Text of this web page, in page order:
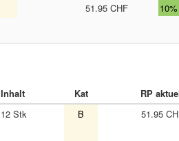
51.95 CHF 10%
Inhalt Kat RP
12 Stk B 51.95